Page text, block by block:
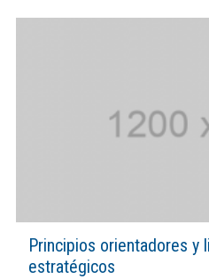
Principios orientadores y
estratégicos